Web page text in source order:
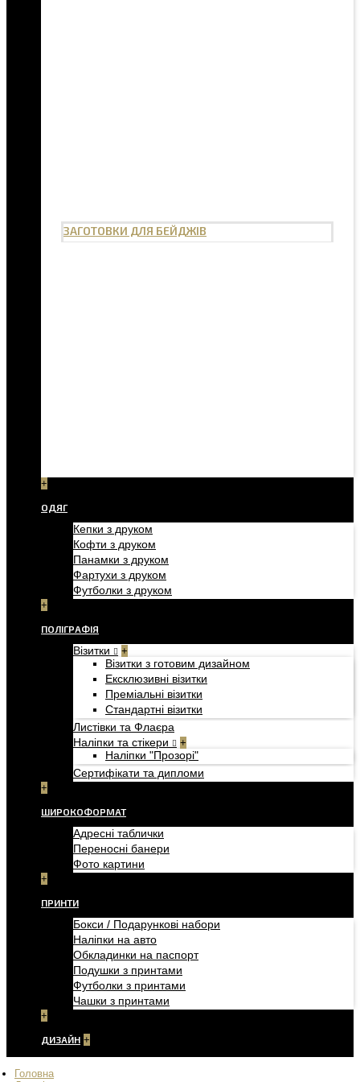
ЗАГОТОВКИ ДЛЯ БЕЙДЖІВ
+
ОДЯГ
Кепки з друком
Кофти з друком
Панамки з друком
Фартухи з друком
Футболки з друком
+
ПОЛІГРАФІЯ
Візитки +
Візитки з готовим дизайном
Ексклюзивні візитки
Преміальні візитки
Стандартні візитки
Листівки та Флаєра
Наліпки та стікери
+
Наліпки "Прозорі"
Сертифікати та дипломи
+
ШИРОКОФОРМАТ
Адресні таблички
Переносні банери
Фото картини
+
ПРИНТИ
Бокси / Подарункові набори
Наліпки на авто
Обкладинки на паспорт
Подушки з принтами
Футболки з принтами
Чашки з принтами
+
ДИЗАЙН +
Головна